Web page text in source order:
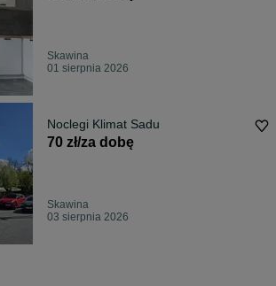
Skawina
01 sierpnia 2026
Noclegi Klimat Sadu
70 zł/za dobę
Skawina
03 sierpnia 2026